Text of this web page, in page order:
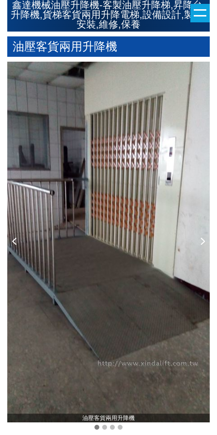
鑫達機械油壓升降機-客製油壓升降梯,昇降台,
升降機,貨梯客貨兩用升降電梯,設備設計,製造,
安裝,維修,保養
油壓客貨兩用升降機
油壓客貨兩用升降機